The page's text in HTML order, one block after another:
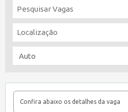
Confira abaixo os detalhes da vaga